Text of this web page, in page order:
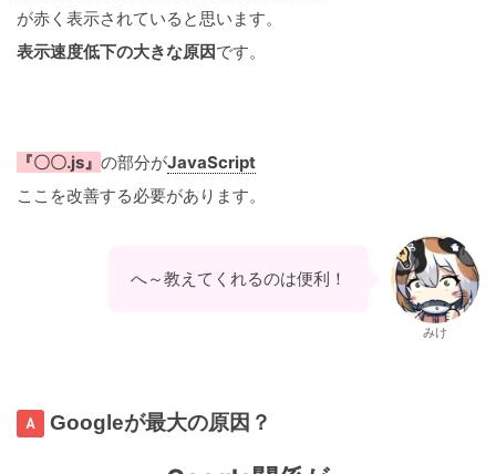
が赤く表示されていると思います。
表示速度低下の大きな原因です。
『〇〇.js』 の部分がJavaScript
ここを改善する必要があります。
へ～教えてくれるのは便利！
みけ
Googleが最大の原因？